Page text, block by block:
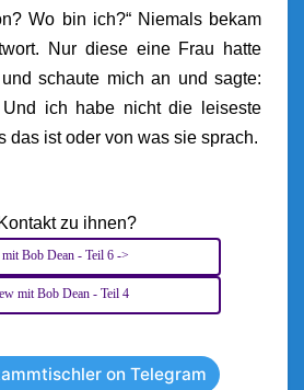
Wo bin ich?“ Niemals bekam
Nur diese eine Frau hatte
schaute mich an und sagte:
Und ich habe nicht die leiseste
das ist oder von was sie sprach.
zu ihnen?
Bob Dean - Teil 6 ->
mit Bob Dean - Teil 4
on Telegram